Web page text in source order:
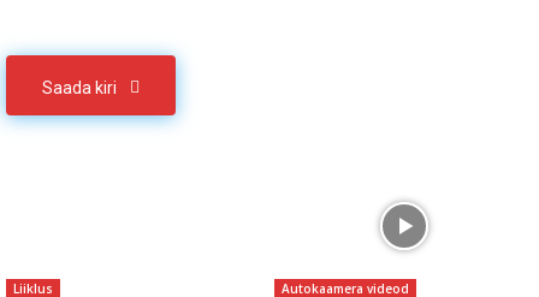
Saada kiri
Liiklus Autokaamera videod